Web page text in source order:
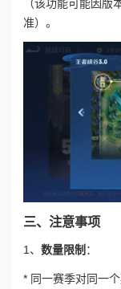
（该功能可能因
准）。
三、注意事项
1、 数量限制 ：
* 同一赛季对同一